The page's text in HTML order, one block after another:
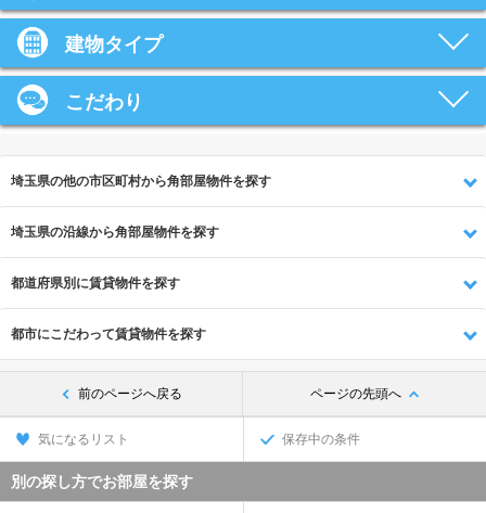
建物タイプ
こだわり
埼玉県の他の市区町村から角部屋物件を探す
埼玉県の沿線から角部屋物件を探す
都道府県別に賃貸物件を探す
都市にこだわって賃貸物件を探す
前のページへ戻る ページの先頭へ
気になるリスト 保存中の条件
別の探し方でお部屋を探す